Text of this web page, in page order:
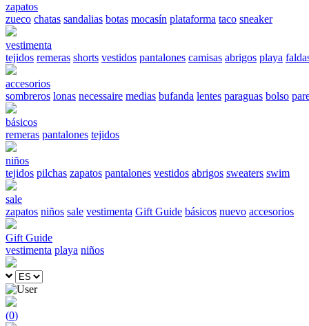
zapatos
zueco chatas sandalias botas mocasín plataforma taco sneaker
vestimenta
tejidos remeras shorts vestidos pantalones camisas abrigos playa
accesorios
sombreros lonas necessaire medias bufanda lentes paraguas bolso
básicos
remeras pantalones tejidos
niños
tejidos pilchas zapatos pantalones vestidos abrigos sweaters swim
sale
zapatos niños sale vestimenta Gift Guide básicos nuevo accesorios
Gift Guide
vestimenta playa niños
(0)